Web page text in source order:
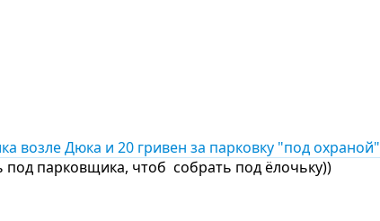
возле Дюка и 20 гривен за парковку "под охраной"
под парковщика, чтоб собрать под ёлочьку))